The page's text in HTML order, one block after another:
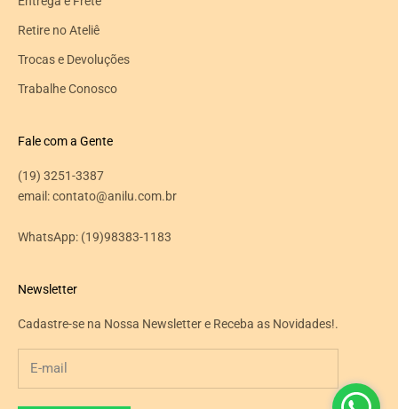
Retire no Ateliê
Trocas e Devoluções
Trabalhe Conosco
Fale com a Gente
(19) 3251-3387
email: contato@anilu.com.br
WhatsApp: (19)98383-1183
Newsletter
Cadastre-se na Nossa Newsletter e Receba as Novidades!.